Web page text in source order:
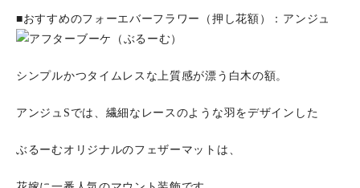
■おすすめのフォーエバーフラワー（押し花額）：アンジュ
シンプルかつタイムレスな上質感が漂う白木の額。
アンジュSでは、繊細なレースのような羽をデザインした
ぶるーむオリジナルのフェザーマットは、